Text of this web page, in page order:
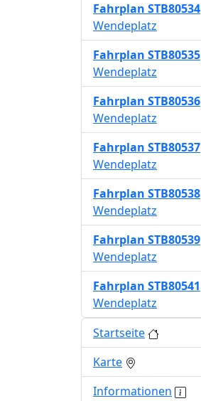
Fahrplan STB80534
Wendeplatz
Fahrplan STB80535
Wendeplatz
Fahrplan STB80536
Wendeplatz
Fahrplan STB80537
Wendeplatz
Fahrplan STB80538
Wendeplatz
Fahrplan STB80539
Wendeplatz
Fahrplan STB80541
Wendeplatz
Startseite
Karte
Informationen